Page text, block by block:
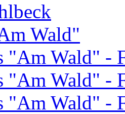
Wald"
"Am Wald" -
"Am Wald" -
"Am Wald" -